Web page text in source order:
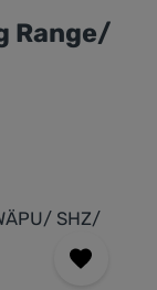
Range/